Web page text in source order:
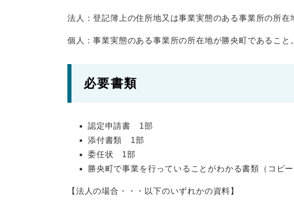
法人：登記簿上の住所地又は事業実態のある事業所の所在
個人：事業実態のある事業所の所在地が勝央町であること
必要書類
認定申請書 1部
添付書類 1部
委任状 1部
勝央町で事業を行っていることがわかる書類（コピー
【法人の場合・・・以下のいずれかの資料】